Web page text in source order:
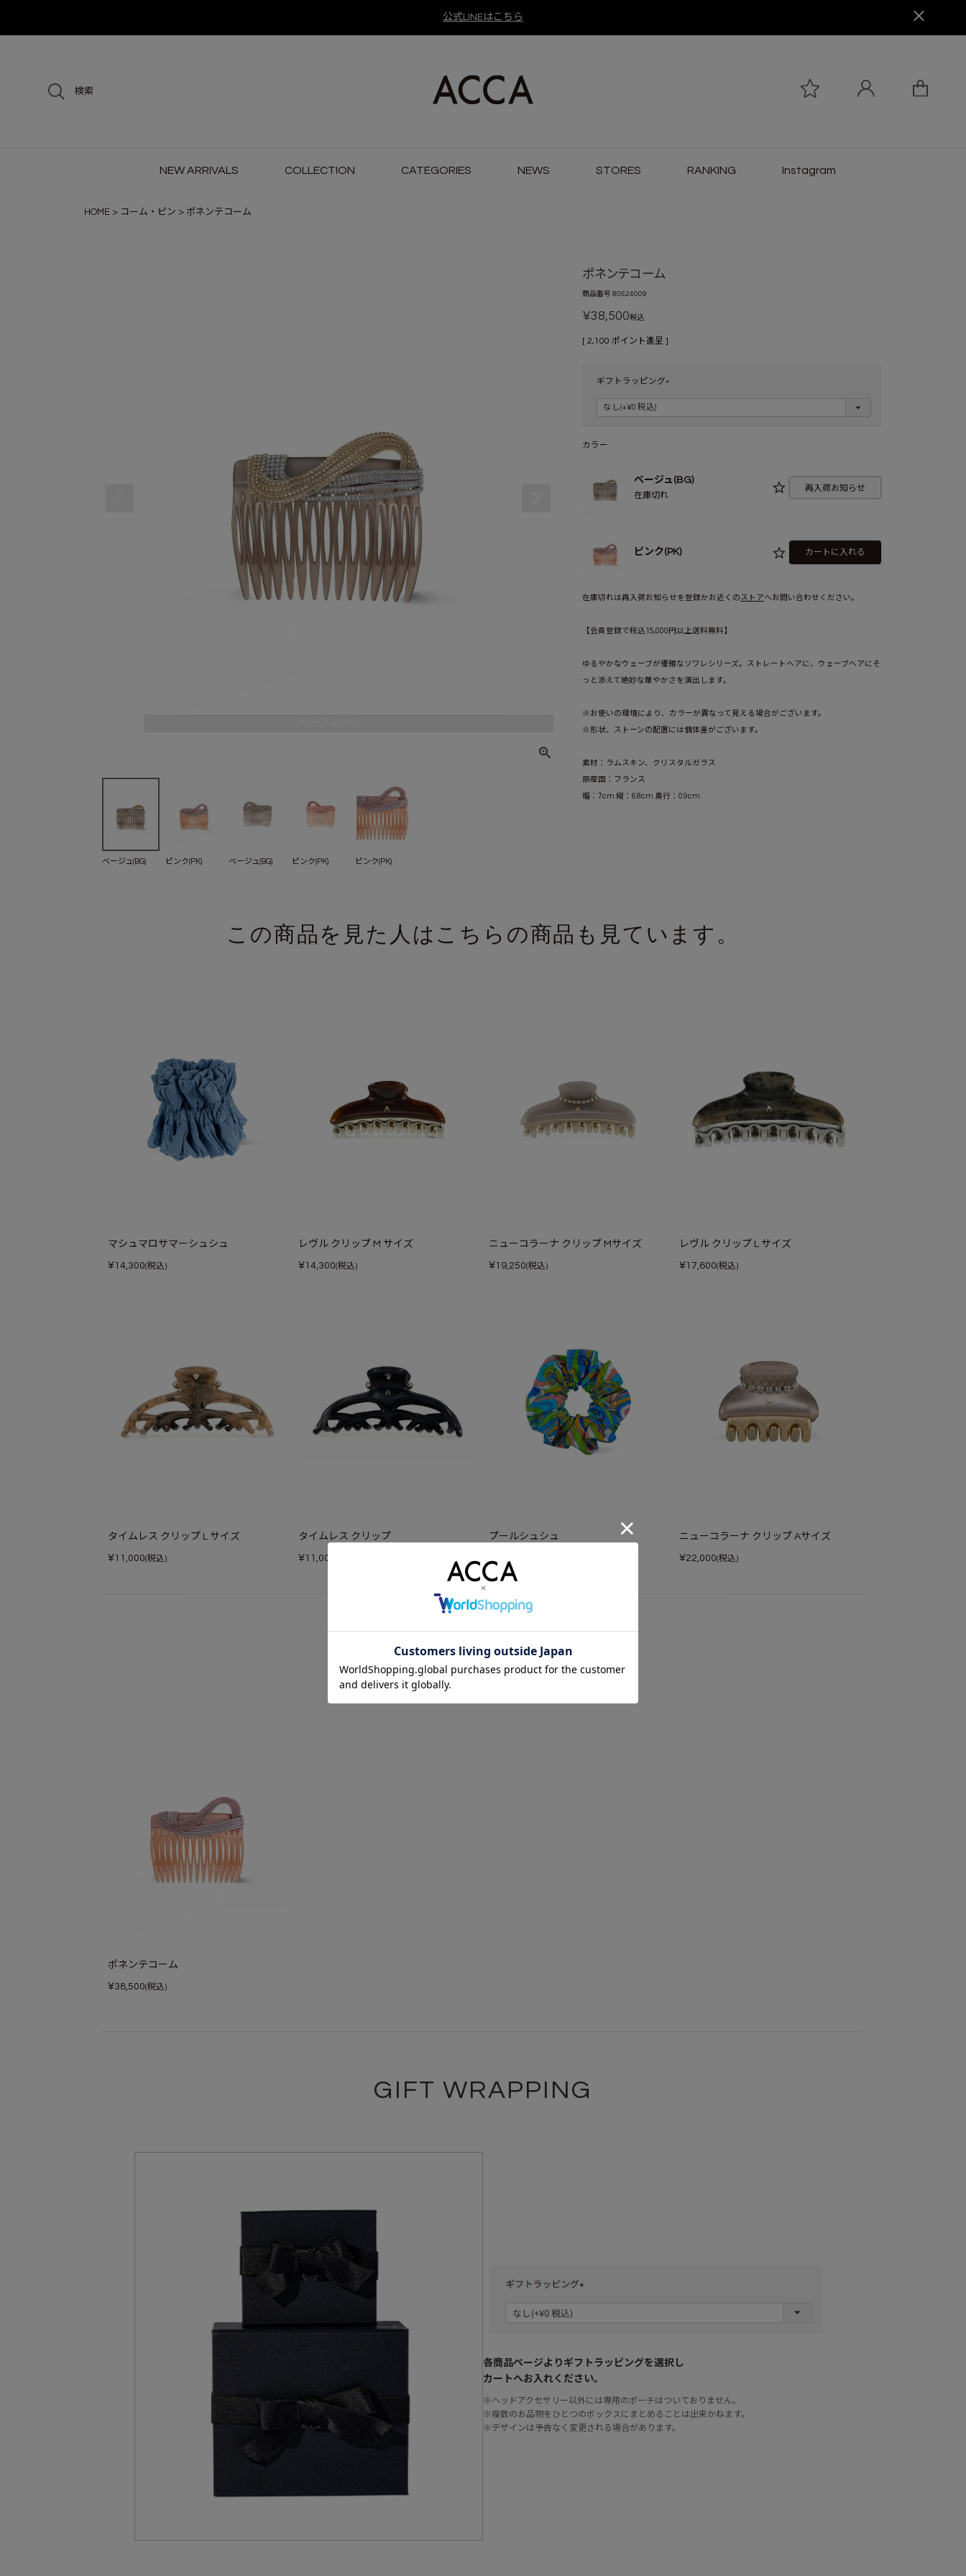
公式LINEはこちら
検索
NEW ARRIVALS COLLECTION CATEGORIES NEWS STORES RANKING Instagram
HOME コーム・ピン ポネンテコーム
ベージュ(BG) ピンク(PK) ベージュ(BG) ピンク(PK) ピンク(PK)
ポネンテコーム
商品番号 80524009
¥38,500税込
[ 2,100 ポイント進呈 ]
ギフトラッピング
(
カラー
ベージュ(BG)
在庫切れ
再入荷お知らせ
ピンク(PK) カートに入れる
在庫切れは再入荷お知らせを登録かお近くの ストアへお問い合わせください。
【会員登録で税込15,000円以上送料無料】
ゆるやかなウェーブが優雅なソワレシリーズ。ストレートヘアに、ウェーブヘアにそ
っと添えて絶妙な華やかさを演出します。
※お使いの環境により、カラーが異なって見える場合がございます。
※形状、ストーンの配置には個体差がございます。
素材：ラムスキン、クリスタルガラス
原産国：フランス
幅：7cm 縦：6.8cm 奥行：0.9cm
この商品を見た人はこちらの商品も見ています。
マシュマロサマーシュシュ
¥14,300(税込)
レヴル クリップ M サイズ
¥14,300(税込)
ニューコラーナ クリップ Mサイズ
¥19,250(税込)
レヴル クリップ L サイズ
¥17,600(税込)
タイムレス クリップ L サイズ
¥11,000(税込)
タイムレス クリップ
¥11,000
プールシュシュ ニューコラーナ クリップ Aサイズ
¥22,000(税込)
あなたが最近見たアイテム
ポネンテコーム
¥38,500(税込)
GIFT WRAPPING
各商品ページよりギフトラッピングを選択し
カートへお入れください。
※ヘッドアクセサリー以外には専用のポーチはついておりません。
※複数のお品物をひとつのボックスにまとめることは出来かねます。
※デザインは予告なく変更される場合があります。